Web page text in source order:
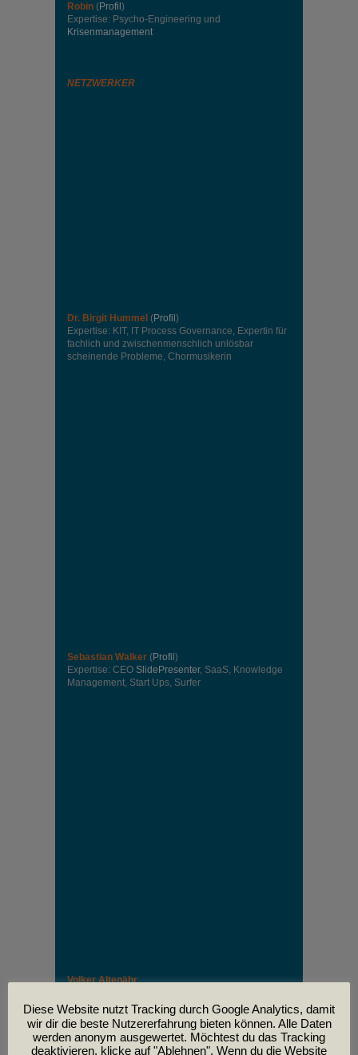
Robin (Profil )
Expertise: Psycho-Engineering und
Krisenmanagement
NETZWERKER
Dr. Birgit Hummel (Profil )
Expertise: KIT, IT Process Governance, Expertin für
fachlich und zwischenmenschlich unlösbar
scheinende Probleme, Chormusikerin
Sebastian Walker (Profil )
Expertise: CEO SlidePresenter, SaaS, Knowledge
Management, Start Ups, Surfer
Volker Altenähr
leider am
30. April im Alter von 81 Jahren verstorben.
Diese Website nutzt Tracking durch Google Analytics, damit
wir dir die beste Nutzererfahrung bieten können. Alle Daten
werden anonym ausgewertet. Möchtest du das Tracking
deaktivieren, klicke auf "Ablehnen". Wenn du die Website